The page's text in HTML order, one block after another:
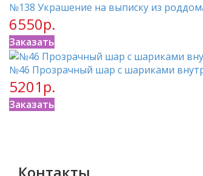
№138 Украшение на выписку из
6550р.
Заказать
№46 Прозрачный шар с шариками
5201р.
Заказать